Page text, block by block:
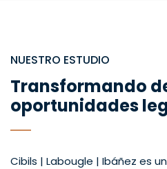
NUESTRO ESTUDIO
Transformando
oportunidades
Cibils | Labougle | Ibáñez es